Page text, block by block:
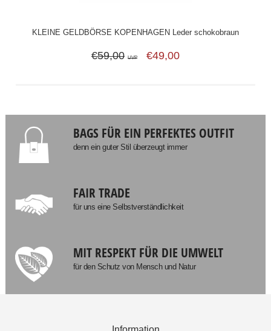
KLEINE GELDBÖRSE KOPENHAGEN Leder schokobraun
€59,00 UVP €49,00
BAGS FÜR EIN PERFEKTES OUTFIT
denn ein guter Stil überzeugt immer
FAIR TRADE
für uns eine Selbstverständlichkeit
MIT RESPEKT FÜR DIE UMWELT
für den Schutz von Mensch und Natur